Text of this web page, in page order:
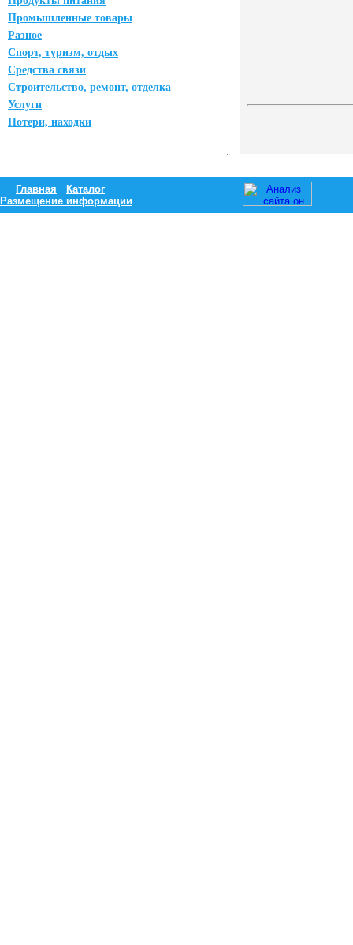
Промышленные товары
Разное
Спорт, туризм, отдых
Средства связи
Строительство, ремонт, отделка
Услуги
Потери, находки
Главная
Каталог
Размещение информации